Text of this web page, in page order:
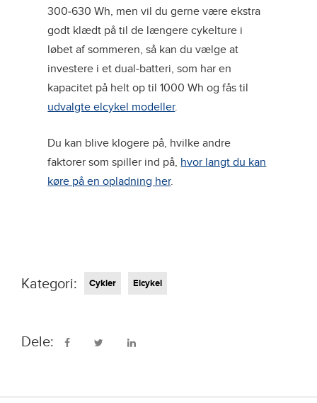
300-630 Wh, men vil du gerne være ekstra
godt klædt på til de længere cykelture i
løbet af sommeren, så kan du vælge at
investere i et dual-batteri, som har en
kapacitet på helt op til 1000 Wh og fås til
udvalgte elcykel modeller.
Du kan blive klogere på, hvilke andre
faktorer som spiller ind på, hvor langt du kan
køre på en opladning her.
Kategori: Cykler Elcykel
Dele: